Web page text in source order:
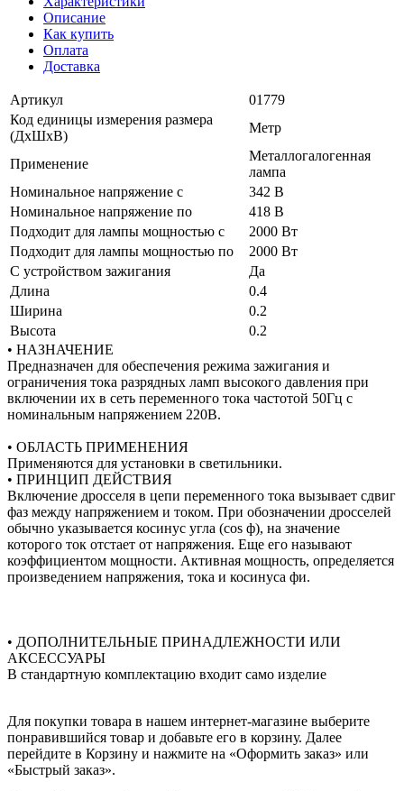
Описание
Как купить
Оплата
Доставка
Артикул
01779
Код единицы измерения размера
(ДхШхВ)
Метр
Применение
Металлогалогенная
лампа
Номинальное напряжение с
342 В
Номинальное напряжение по
418 В
Подходит для лампы мощностью с
2000 Вт
Подходит для лампы мощностью по
2000 Вт
С устройством зажигания
Да
Длина
0.4
Ширина
0.2
Высота
0.2
• НАЗНАЧЕНИЕ
Предназначен для обеспечения режима зажигания и
ограничения тока разрядных ламп высокого давления при
включении их в сеть переменного тока частотой 50Гц с
номинальным напряжением 220В.
• ОБЛАСТЬ ПРИМЕНЕНИЯ
Применяются для установки в светильники.
• ПРИНЦИП ДЕЙСТВИЯ
Включение дросселя в цепи переменного тока вызывает сдвиг
фаз между напряжением и током. При обозначении дросселей
обычно указывается косинус угла (cos ф), на значение
которого ток отстает от напряжения. Еще его называют
коэффициентом мощности. Активная мощность, определяется
произведением напряжения, тока и косинуса фи.
• ДОПОЛНИТЕЛЬНЫЕ ПРИНАДЛЕЖНОСТИ ИЛИ
АКСЕССУАРЫ
В стандартную комплектацию входит само изделие
Для покупки товара в нашем интернет-магазине выберите
понравившийся товар и добавьте его в корзину. Далее
перейдите в Корзину и нажмите на «Оформить заказ» или
«Быстрый заказ».